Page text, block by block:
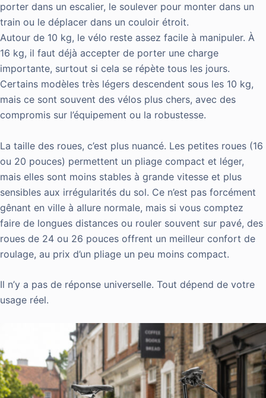
porter dans un escalier, le soulever pour monter dans un
train ou le déplacer dans un couloir étroit.
Autour de 10 kg, le vélo reste assez facile à manipuler. À
16 kg, il faut déjà accepter de porter une charge
importante, surtout si cela se répète tous les jours.
Certains modèles très légers descendent sous les 10 kg,
mais ce sont souvent des vélos plus chers, avec des
compromis sur l’équipement ou la robustesse.
La taille des roues, c’est plus nuancé. Les petites roues (16
ou 20 pouces) permettent un pliage compact et léger,
mais elles sont moins stables à grande vitesse et plus
sensibles aux irrégularités du sol. Ce n’est pas forcément
gênant en ville à allure normale, mais si vous comptez
faire de longues distances ou rouler souvent sur pavé, des
roues de 24 ou 26 pouces offrent un meilleur confort de
roulage, au prix d’un pliage un peu moins compact.
Il n’y a pas de réponse universelle. Tout dépend de votre
usage réel.